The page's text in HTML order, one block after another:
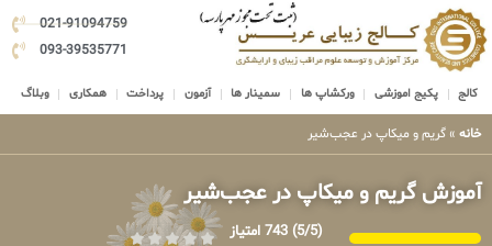
021-91094759
093-39535771
کالج پکیج اموزشی ورکشاپ ها سمینار ها آزمون پرداخت همکاری وبلاگ
خانه » گریم و میکاپ در عجب‌شیر
آموزش گریم و میکاپ در عجب‌شیر
(5/5) 743 امتیاز